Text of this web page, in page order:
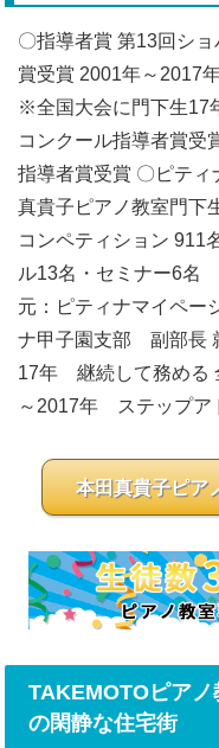
〇指導者賞 第13回シ
賞受賞 2001年～2017
※全国大会に門下生17
コンクール指導者賞受
指導者賞受賞 〇ピテ
真貴子ピアノ教室門下
コンペティション 911
ル13名・セミナー6
元：ピティナマイペー
ナ甲子園支部 副部長
17年 継続して務める
～2017年 ステップア
本田真貴子ピア
TAKEMOTOピア
の閑静な住宅街